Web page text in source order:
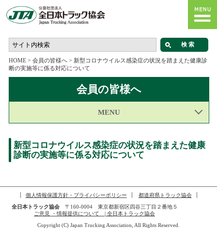
HOME> 会員の皆様へ> 新型コロナウイルス感染症の状況を踏まえた健康診
断の実施等に係る対応について
会員の皆様へ
MENU
新型コロナウイルス感染症の状況を踏まえた健康
診断の実施等に係る対応について
個人情報保護方針・プライバシーポリシー
都道府県トラック協会
全日本トラック協会〒160-0004 東京都新宿区四谷三丁目２番地５
ご意見 ・情報提供について | 全日本トラック協会
Copyright (C) Japan Trucking Association, All Rights Reserved.